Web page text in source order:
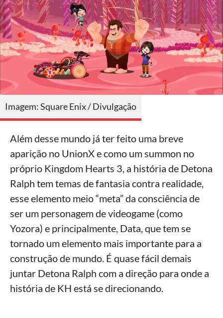
Imagem: Square Enix / Divulgação
Além desse mundo já ter feito uma breve
aparição no UnionX e como um summon no
próprio Kingdom Hearts 3, a história de Detona
Ralph tem temas de fantasia contra realidade,
esse elemento meio “meta” da consciência de
ser um personagem de videogame (como
Yozora) e principalmente, Data, que tem se
tornado um elemento mais importante para a
construção de mundo. É quase fácil demais
juntar Detona Ralph com a direção para onde a
história de KH está se direcionando.